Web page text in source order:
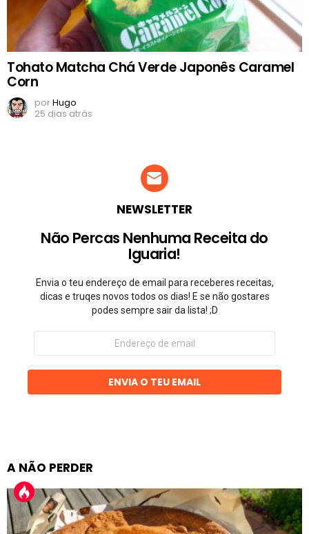
Tohato Matcha Chá Verde Japonês Caramel
Corn
porHugo
25 dias atrás
NEWSLETTER
Não Percas Nenhuma Receita do
Iguaria!
Envia o teu endereço de email para receberes receitas,
dicas e truqes novos todos os dias! E se não gostares
podes sempre sair da lista! ;D
Endereço
email
ENVIA O TEU EMAIL
A NÃO PERDER